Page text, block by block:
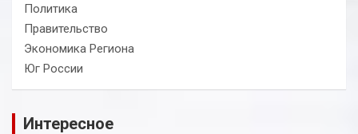
Политика
Правительство
Экономика Региона
Юг России
Интересное